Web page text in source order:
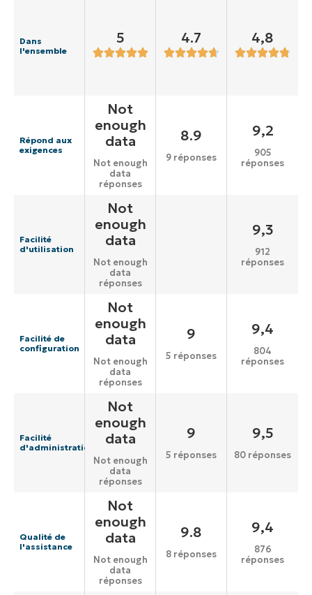
Dans
l'ensemble
5 4.7 4,8
Répond aux
exigences
Not
enough
data
Not enough
data
réponses
8.9
9 réponses
9,2
905
réponses
Facilité
d'utilisation
Not
enough
data
Not enough
data
réponses
9,3
912
réponses
Facilité de
configuration
Not
enough
data
Not enough
data
réponses
9
5 réponses
9,4
804
réponses
Facilité
d'administration
Not
enough
data
Not enough
data
réponses
9
5 réponses
9,5
80 réponses
Qualité de
l'assistance
Not
enough
data
Not enough
data
réponses
9.8
8 réponses
9,4
876
réponses